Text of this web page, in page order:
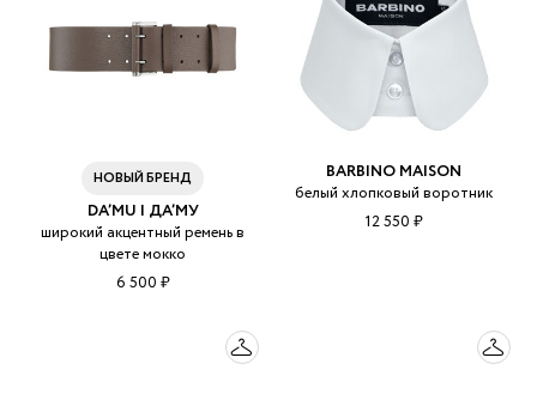
НОВЫЙ БРЕНД
DA’MU | ДА’МУ
широкий акцентный ремень в
цвете мокко
6 500 ₽
BARBINO MAISON
белый хлопковый воротник
12 550 ₽